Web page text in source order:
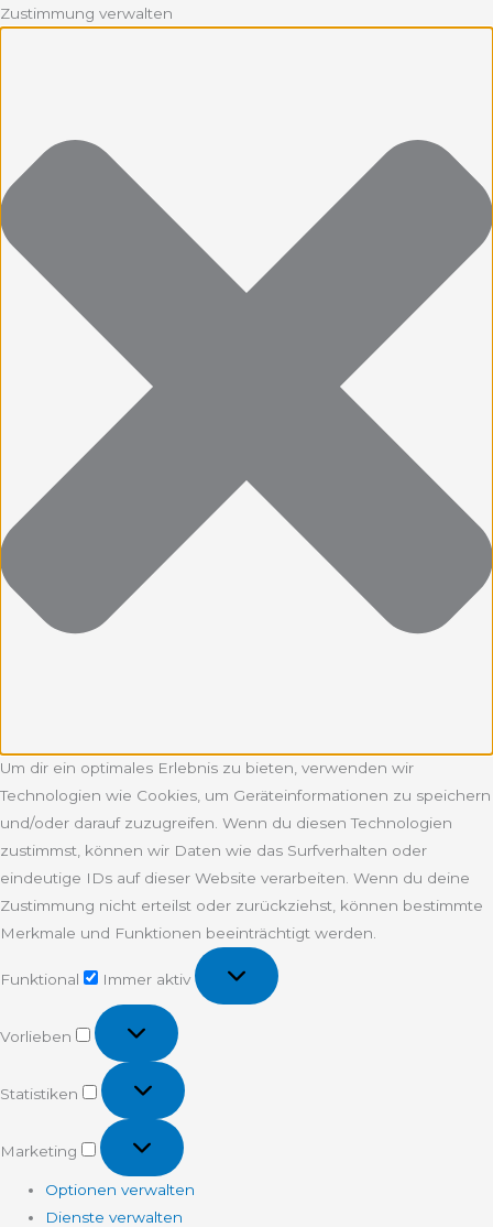
Zustimmung verwalten
Um dir ein optimales Erlebnis zu bieten, verwenden wir
Technologien wie Cookies, um Geräteinformationen zu speichern
und/oder darauf zuzugreifen. Wenn du diesen Technologien
zustimmst, können wir Daten wie das Surfverhalten oder
eindeutige IDs auf dieser Website verarbeiten. Wenn du deine
Zustimmung nicht erteilst oder zurückziehst, können bestimmte
Merkmale und Funktionen beeinträchtigt werden.
Funktional
Immer aktiv
Vorlieben
Vorlieben
Statistiken
Statistiken
Marketing
Marketing
Optionen verwalten
Dienste verwalten